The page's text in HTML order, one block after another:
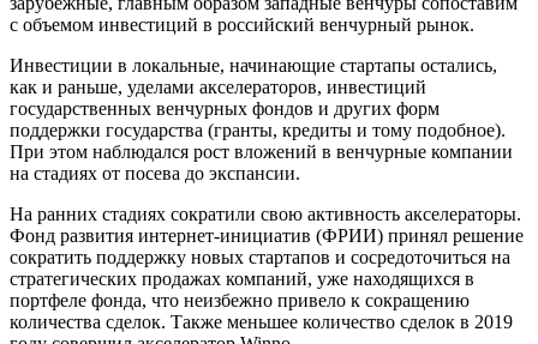
с объемом инвестиций в российский венчурный рынок.
Инвестиции в локальные, начинающие стартапы остались,
как и раньше, уделами акселераторов, инвестиций
государственных венчурных фондов и других форм
поддержки государства (гранты, кредиты и тому подобное).
При этом наблюдался рост вложений в венчурные компании
на стадиях от посева до экспансии.
На ранних стадиях сократили свою активность акселераторы.
Фонд развития интернет-инициатив (ФРИИ) принял решение
сократить поддержку новых стартапов и сосредоточиться на
стратегических продажах компаний, уже находящихся в
портфеле фонда, что неизбежно привело к сокращению
количества сделок. Также меньшее количество сделок в 2019